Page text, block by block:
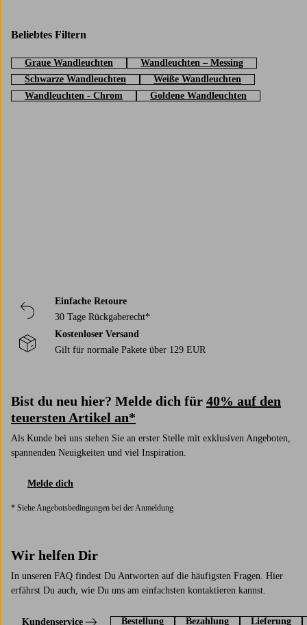
Beliebtes Filtern
Graue Wandleuchten
Wandleuchten – Messing
Schwarze Wandleuchten
Weiße Wandleuchten
Wandleuchten - Chrom
Goldene Wandleuchten
Einfache Retoure
30 Tage Rückgaberecht*
Kostenloser Versand
Gilt für normale Pakete über 129 EUR
Bist du neu hier? Melde dich für 40% auf den
teuersten Artikel an*
Als Kunde bei uns stehen Sie an erster Stelle mit exklusiven Angeboten,
spannenden Neuigkeiten und viel Inspiration.
Melde dich
* Siehe Angebotsbedingungen bei der Anmeldung
Wir helfen Dir
In unseren FAQ findest Du Antworten auf die häufigsten Fragen. Hier
erfährst Du auch, wie Du uns am einfachsten kontaktieren kannst.
Kundenservice Bestellung Bezahlung Lieferung